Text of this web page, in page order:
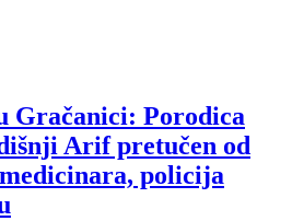
Gračanici: Porodica
Arif pretučen od
policija